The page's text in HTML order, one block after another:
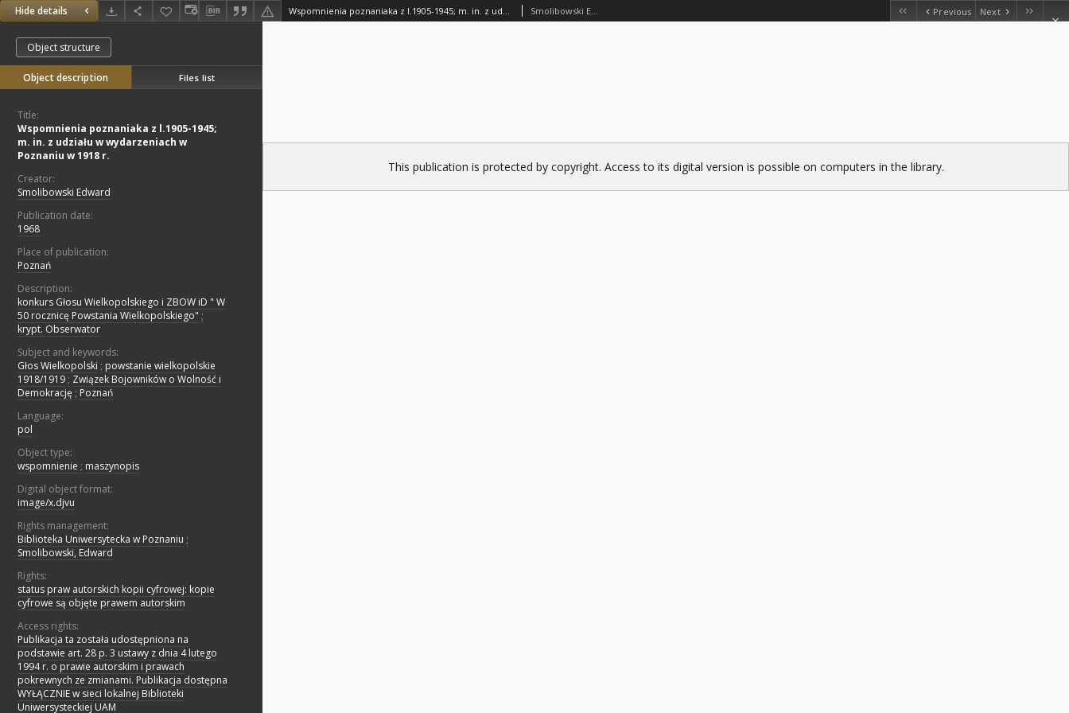
Hide details Wspomnienia poznaniaka z l.1905-1945; m. in. z udziału w wydarzeniach w Poznaniu w 1918 r. Smolibowski Edward Previous Next
Object structure
Object description Files list
Title:
Wspomnienia poznaniaka z l.1905-1945;
m. in. z udziału w wydarzeniach w
Poznaniu w 1918 r.
Creator:
Smolibowski Edward
Publication date:
1968
Place of publication:
Poznań
Description:
konkurs Głosu Wielkopolskiego i ZBOW iD " W
50 rocznicę Powstania Wielkopolskiego" ;
krypt. Obserwator
Subject and keywords:
Głos Wielkopolski ; powstanie wielkopolskie
1918/1919 ; Związek Bojowników o Wolność i
Demokrację ; Poznań
Language:
pol
Object type:
wspomnienie ; maszynopis
Digital object format:
image/x.djvu
Rights management:
Biblioteka Uniwersytecka w Poznaniu ;
Smolibowski, Edward
Rights:
status praw autorskich kopii cyfrowej: kopie
cyfrowe są objęte prawem autorskim
Access rights:
Publikacja ta została udostępniona na
podstawie art. 28 p. 3 ustawy z dnia 4 lutego
1994 r. o prawie autorskim i prawach
pokrewnych ze zmianami. Publikacja dostępna
WYŁĄCZNIE w sieci lokalnej Biblioteki
Uniwersysteckiej UAM
This publication is protected by copyright. Access to its digital version is possible on computers in the library.